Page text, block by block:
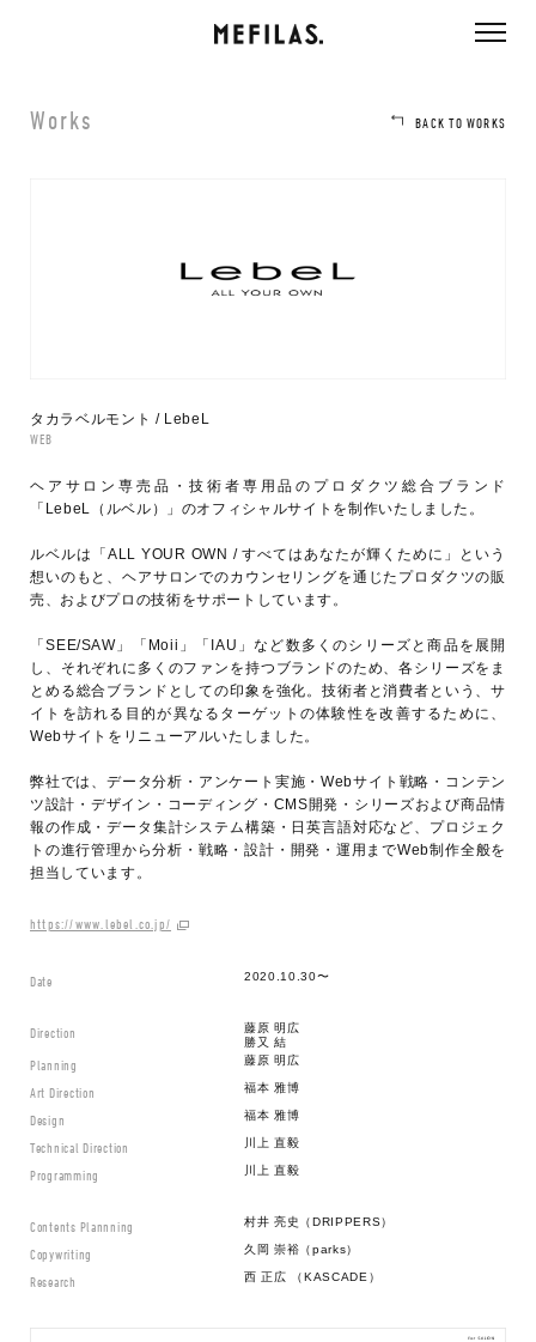
Works BACK TO WORKS
タカラベルモント / LebeL
WEB
ヘアサロン専売品・技術者専用品のプロダクツ総合ブランド
「LebeL（ルベル）」のオフィシャルサイトを制作いたしました。
ルベルは「ALL YOUR OWN / すべてはあなたが輝くために」という
想いのもと、ヘアサロンでのカウンセリングを通じたプロダクツの販
売、およびプロの技術をサポートしています。
「SEE/SAW」「Moii」「IAU」など数多くのシリーズと商品を展開
し、それぞれに多くのファンを持つブランドのため、各シリーズをま
とめる総合ブランドとしての印象を強化。技術者と消費者という、サ
イトを訪れる目的が異なるターゲットの体験性を改善するために、
Webサイトをリニューアルいたしました。
弊社では、データ分析・アンケート実施・Webサイト戦略・コンテン
ツ設計・デザイン・コーディング・CMS開発・シリーズおよび商品情
報の作成・データ集計システム構築・日英言語対応など、プロジェク
トの進行管理から分析・戦略・設計・開発・運用までWeb制作全般を
担当しています。
https://www.lebel.co.jp/
Date 2020.10.30〜
Direction
藤原 明広
勝又 結
Planning 藤原 明広
Art Direction 福本 雅博
Design 福本 雅博
Technical Direction 川上 直毅
Programming 川上 直毅
Contents Plannning 村井 亮史（DRIPPERS）
Copywriting 久岡 崇裕（parks）
Research 西 正広 （KASCADE）